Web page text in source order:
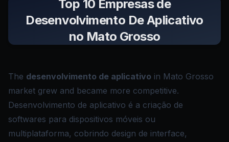
Top 10 Empresas de
Desenvolvimento De Aplicativo
no Mato Grosso
The desenvolvimento de aplicativo in Mato Grosso
market grew and became more competitive.
Desenvolvimento de aplicativo é a criação de
softwares para dispositivos móveis ou
multiplataforma, cobrindo design de interface,